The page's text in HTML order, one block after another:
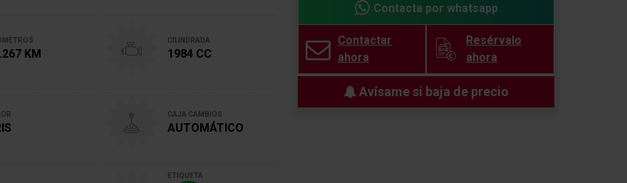
KM
CILINDRADA
1984 CC
CAJA CAMBIOS
AUTOMÁTICO
ETIQUETA
Contacta por whatsapp
Contactar
ahora
Resérvalo
ahora
Avísame si baja de precio